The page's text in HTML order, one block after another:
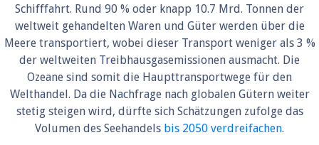
Schifffahrt. Rund 90 % oder knapp 10.7 Mrd. Tonnen der
weltweit gehandelten Waren und Güter werden über die
Meere transportiert, wobei dieser Transport weniger als 3 %
der weltweiten Treibhausgasemissionen ausmacht. Die
Ozeane sind somit die Haupttransportwege für den
Welthandel. Da die Nachfrage nach globalen Gütern weiter
stetig steigen wird, dürfte sich Schätzungen zufolge das
Volumen des Seehandels bis 2050 verdreifachen.